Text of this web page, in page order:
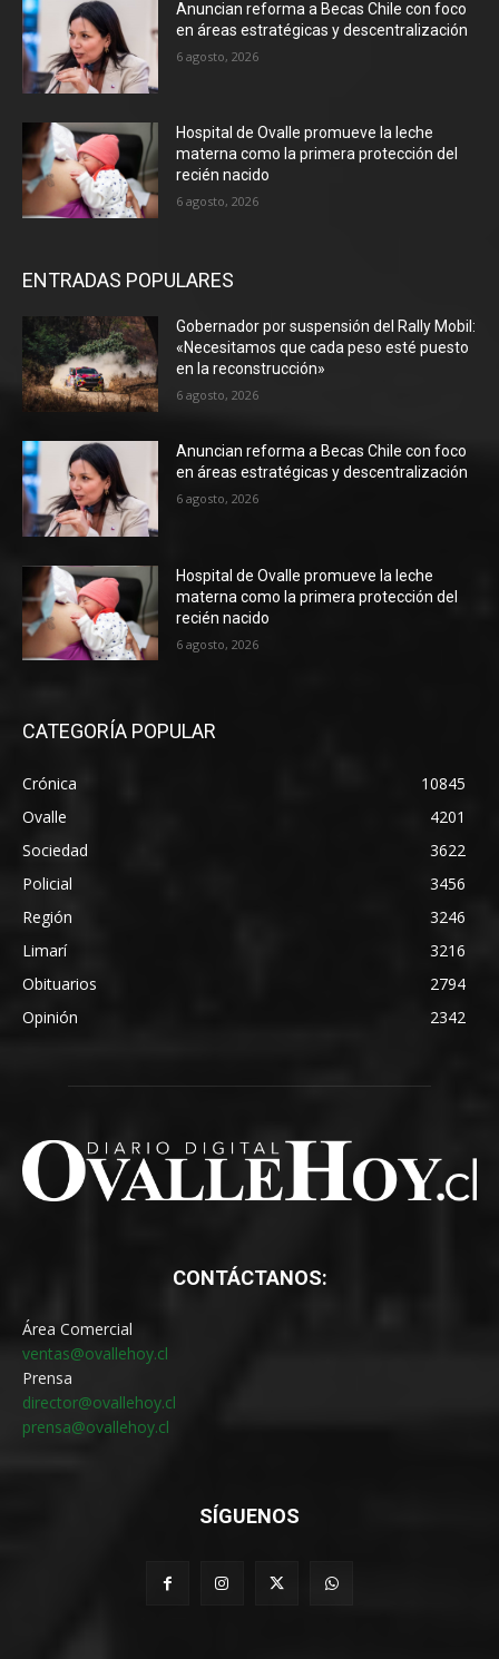
Anuncian reforma a Becas Chile con foco
en áreas estratégicas y descentralización
6 agosto, 2026
Hospital de Ovalle promueve la leche
materna como la primera protección del
recién nacido
6 agosto, 2026
ENTRADAS POPULARES
Gobernador por suspensión del Rally Mobil:
«Necesitamos que cada peso esté puesto
en la reconstrucción»
6 agosto, 2026
Anuncian reforma a Becas Chile con foco
en áreas estratégicas y descentralización
6 agosto, 2026
Hospital de Ovalle promueve la leche
materna como la primera protección del
recién nacido
6 agosto, 2026
CATEGORÍA POPULAR
Crónica
10845
Ovalle
4201
Sociedad
3622
Policial
3456
Región
3246
Limarí
3216
Obituarios
2794
Opinión
2342
CONTÁCTANOS:
Área Comercial
ventas@ovallehoy.cl
Prensa
director@ovallehoy.cl
prensa@ovallehoy.cl
SÍGUENOS